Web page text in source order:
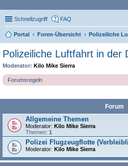
Schnellzugriff FAQ
Portal Foren-Übersicht Polizeiliche
Polizeiliche Luftfahrt in der
Moderator: Kilo Mike Sierra
Forumsregeln
Forum
Allgemeine Themen
Moderator: Kilo Mike Sierra
Themen: 1
Polizei Flugzeugflotte
Moderator: Kilo Mike Sierra